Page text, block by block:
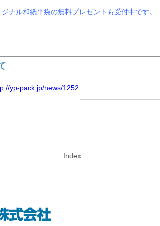
ジナル和紙平袋の無料プレゼントも受付中です。
yp-pack.jp/news/1252
Index